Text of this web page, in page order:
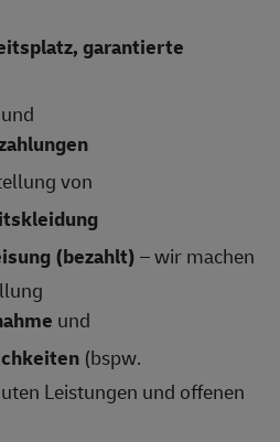
garantierte
von
(bezahlt)– wir machen
und
(bspw.
Leistungen und offenen